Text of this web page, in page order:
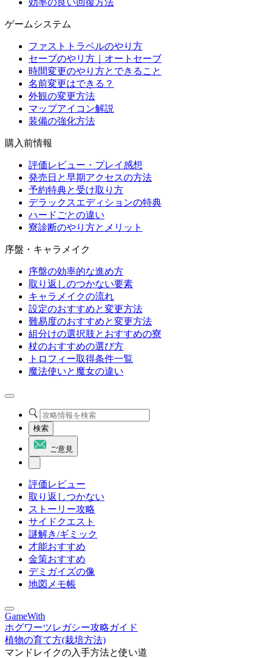
効率の良い回復方法
ゲームシステム
ファストトラベルのやり方
セーブのやリ方｜オートセーブ
時間変更のやり方とできること
名前変更はできる？
外観の変更方法
マップアイコン解説
装備の強化方法
購入前情報
評価レビュー・プレイ感想
発売日と早期アクセスの方法
予約特典と受け取り方
デラックスエディションの特典
ハードごとの違い
寮診断のやり方とメリット
序盤・キャラメイク
序盤の効率的な進め方
取り返しのつかない要素
キャラメイクの流れ
設定のおすすめと変更方法
難易度のおすすめと変更方法
組分けの選択肢とおすすめの寮
杖のおすすめの選び方
トロフィー取得条件一覧
魔法使いと魔女の違い
検索
ご意見
評価レビュー
取り返しつかない
ストーリー攻略
サイドクエスト
謎解き/ギミック
才能おすすめ
金策おすすめ
デミガイズの像
地図メモ帳
GameWith
ホグワーツレガシー攻略ガイド
植物の育て方(栽培方法)
マンドレイクの入手方法と使い道